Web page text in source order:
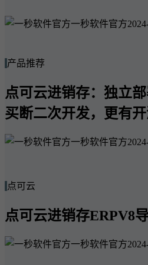
一秒软件官方
产品推荐
点可云进销存：独立
买断二次开发，更有
一秒软件官方
点可云
点可云进销存ERPV8
一秒软件官方